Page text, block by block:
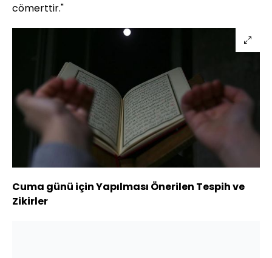
cömerttir."
Cuma günü için Yapılması Önerilen Tespih ve
Zikirler